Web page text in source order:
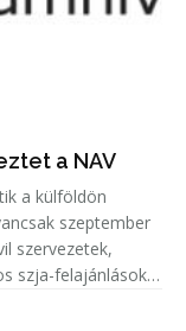
a NAV
a külföldön
szeptember
szervezetek,
szja-felajánlásokat